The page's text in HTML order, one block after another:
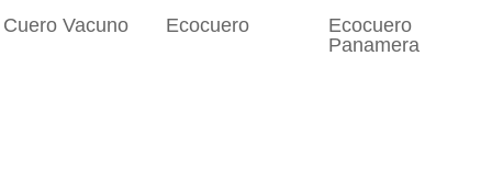
Cuero Vacuno Ecocuero
Ecocuero
Panamera